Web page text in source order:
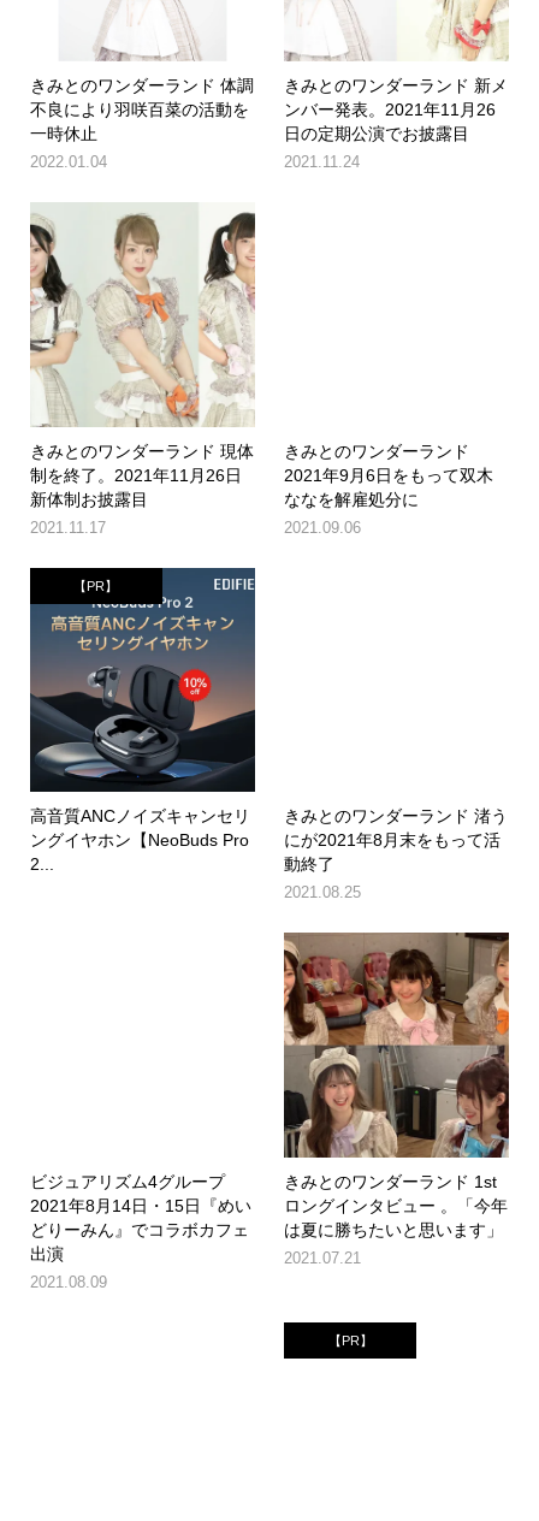
きみとのワンダーランド 体調
不良により羽咲百菜の活動を
一時休止
2022.01.04
きみとのワンダーランド 新メ
ンバー発表。2021年11月26
日の定期公演でお披露目
2021.11.24
きみとのワンダーランド 現体
制を終了。2021年11月26日
新体制お披露目
2021.11.17
きみとのワンダーランド
2021年9月6日をもって双木
ななを解雇処分に
2021.09.06
【PR】
高音質ANCノイズキャンセリ
ングイヤホン【NeoBuds Pro
2...
きみとのワンダーランド 渚う
にが2021年8月末をもって活
動終了
2021.08.25
ビジュアリズム4グループ
2021年8月14日・15日『めい
どりーみん』でコラボカフェ
出演
2021.08.09
きみとのワンダーランド 1st
ロングインタビュー 。「今年
は夏に勝ちたいと思います」
2021.07.21
【PR】